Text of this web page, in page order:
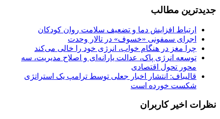
جدیدترین مطالب
ارتباط افزایش دما و تضعیف سلامت روان کودکان
اجرای سمفونی «خسوف» در تالار وحدت
چرا مغز در هنگام خواب، انرژی خود را خالی می‌کند
توسعه انرژی پاک، عدالت یارانه‌ای و اصلاح مدیریت، سه
محور تحول اقتصادی
قالیباف: انتشار اخبار جعلی توسط ترامپ یک استراتژی
شکست خورده است
نظرات اخیر کاربران